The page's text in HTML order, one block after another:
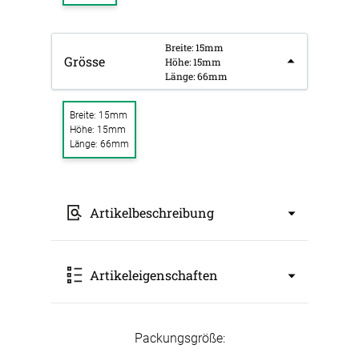
Grösse
Breite: 15mm
Höhe: 15mm
Länge: 66mm
Breite: 15mm
Höhe: 15mm
Länge: 66mm
Artikelbeschreibung
insbesondere für häufiges Öffnen und
konstruiert ermöglichen Drehverschlüsse
Artikeleigenschaften
Art: Drehverschlüsse
Packungsgröße: